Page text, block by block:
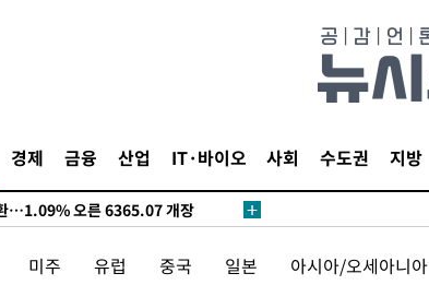
경제 금융 산업 IT·바이오 사회 수도권 지방
사업장 끼임 사망 관련 압수수색
' 중앙·서울·경기도 선관위 등 9곳
동반 강보합…1%대 상승 출발
…1.09% 오른 6365.07 개장
도 '폭염중대경보'
미주 유럽 중국 일본 아시아/오세아니아